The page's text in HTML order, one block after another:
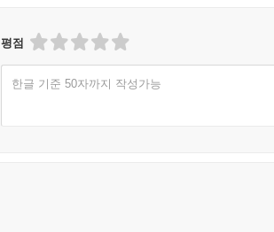
평점
한글 기준 50자까지 작성가능